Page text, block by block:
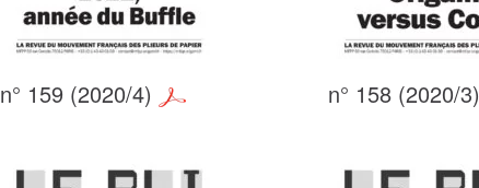
n° 159 (2020/4) n° 158 (2020/3)